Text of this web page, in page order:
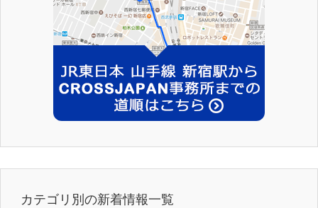
カテゴリ別の新着情報一覧